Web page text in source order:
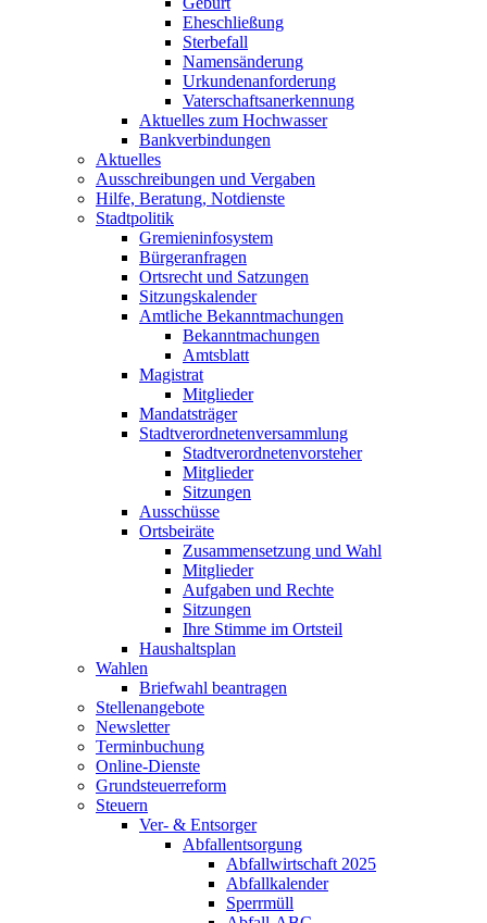
Eheschließung
Sterbefall
Namensänderung
Urkundenanforderung
Vaterschaftsanerkennung
Aktuelles zum Hochwasser
Bankverbindungen
Aktuelles
Ausschreibungen und Vergaben
Hilfe, Beratung, Notdienste
Stadtpolitik
Gremieninfosystem
Bürgeranfragen
Ortsrecht und Satzungen
Sitzungskalender
Amtliche Bekanntmachungen
Bekanntmachungen
Amtsblatt
Magistrat
Mitglieder
Mandatsträger
Stadtverordnetenversammlung
Stadtverordnetenvorsteher
Mitglieder
Sitzungen
Ausschüsse
Ortsbeiräte
Zusammensetzung und Wahl
Mitglieder
Aufgaben und Rechte
Sitzungen
Ihre Stimme im Ortsteil
Haushaltsplan
Wahlen
Briefwahl beantragen
Stellenangebote
Newsletter
Terminbuchung
Online-Dienste
Grundsteuerreform
Steuern
Ver- & Entsorger
Abfallentsorgung
Abfallwirtschaft 2025
Abfallkalender
Sperrmüll